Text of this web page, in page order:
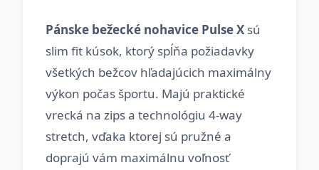
Pánske bežecké nohavice Pulse X sú
slim fit kúsok, ktorý spĺňa požiadavky
všetkých bežcov hľadajúcich maximálny
výkon počas športu. Majú praktické
vrecká na zips a technológiu 4-way
stretch, vďaka ktorej sú pružné a
doprajú vám maximálnu voľnosť